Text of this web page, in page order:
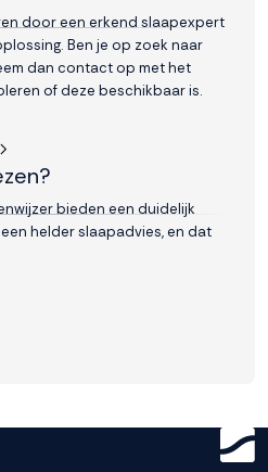
door een erkend slaapexpert
Ben je op zoek naar
dan contact op met het
of deze beschikbaar is.
bieden een duidelijk
helder slaapadvies, en dat